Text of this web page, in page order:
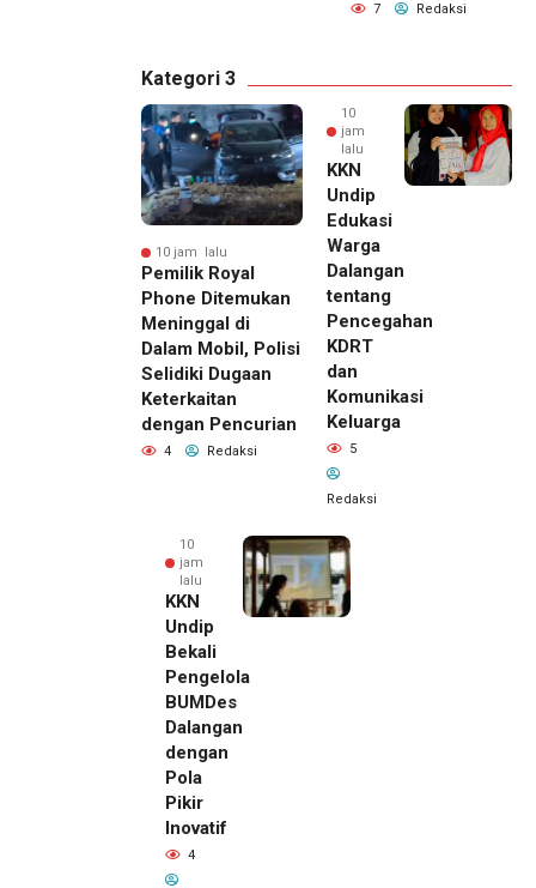
7 Redaksi
Kategori 3
10 jam lalu
Pemilik Royal
Phone Ditemukan
Meninggal di
Dalam Mobil, Polisi
Selidiki Dugaan
Keterkaitan
dengan Pencurian
4 Redaksi
10
jam
lalu
KKN
Undip
Edukasi
Warga
Dalangan
tentang
Pencegahan
KDRT
dan
Komunikasi
Keluarga
5
Redaksi
10
jam
lalu
KKN
Undip
Bekali
Pengelola
BUMDes
Dalangan
dengan
Pola
Pikir
Inovatif
4
Pemilik